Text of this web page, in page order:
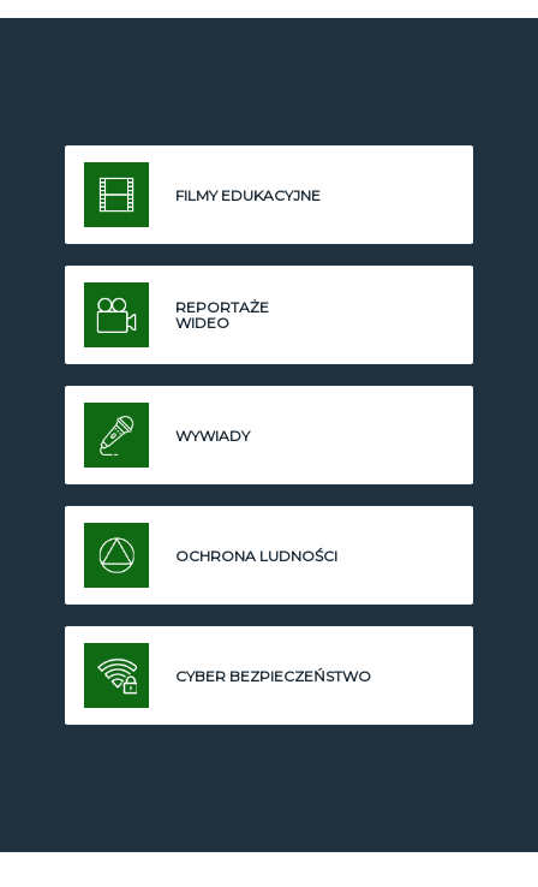
FILMY EDUKACYJNE
REPORTAŻE
WIDEO
WYWIADY
OCHRONA LUDNOŚCI
CYBER BEZPIECZEŃSTWO